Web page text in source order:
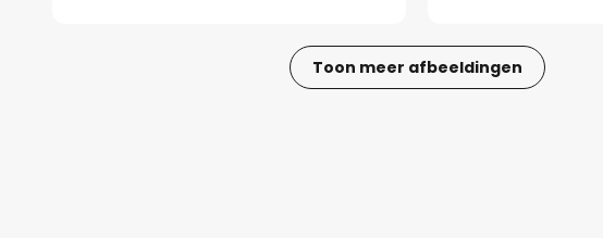
Toon meer afbeeldingen